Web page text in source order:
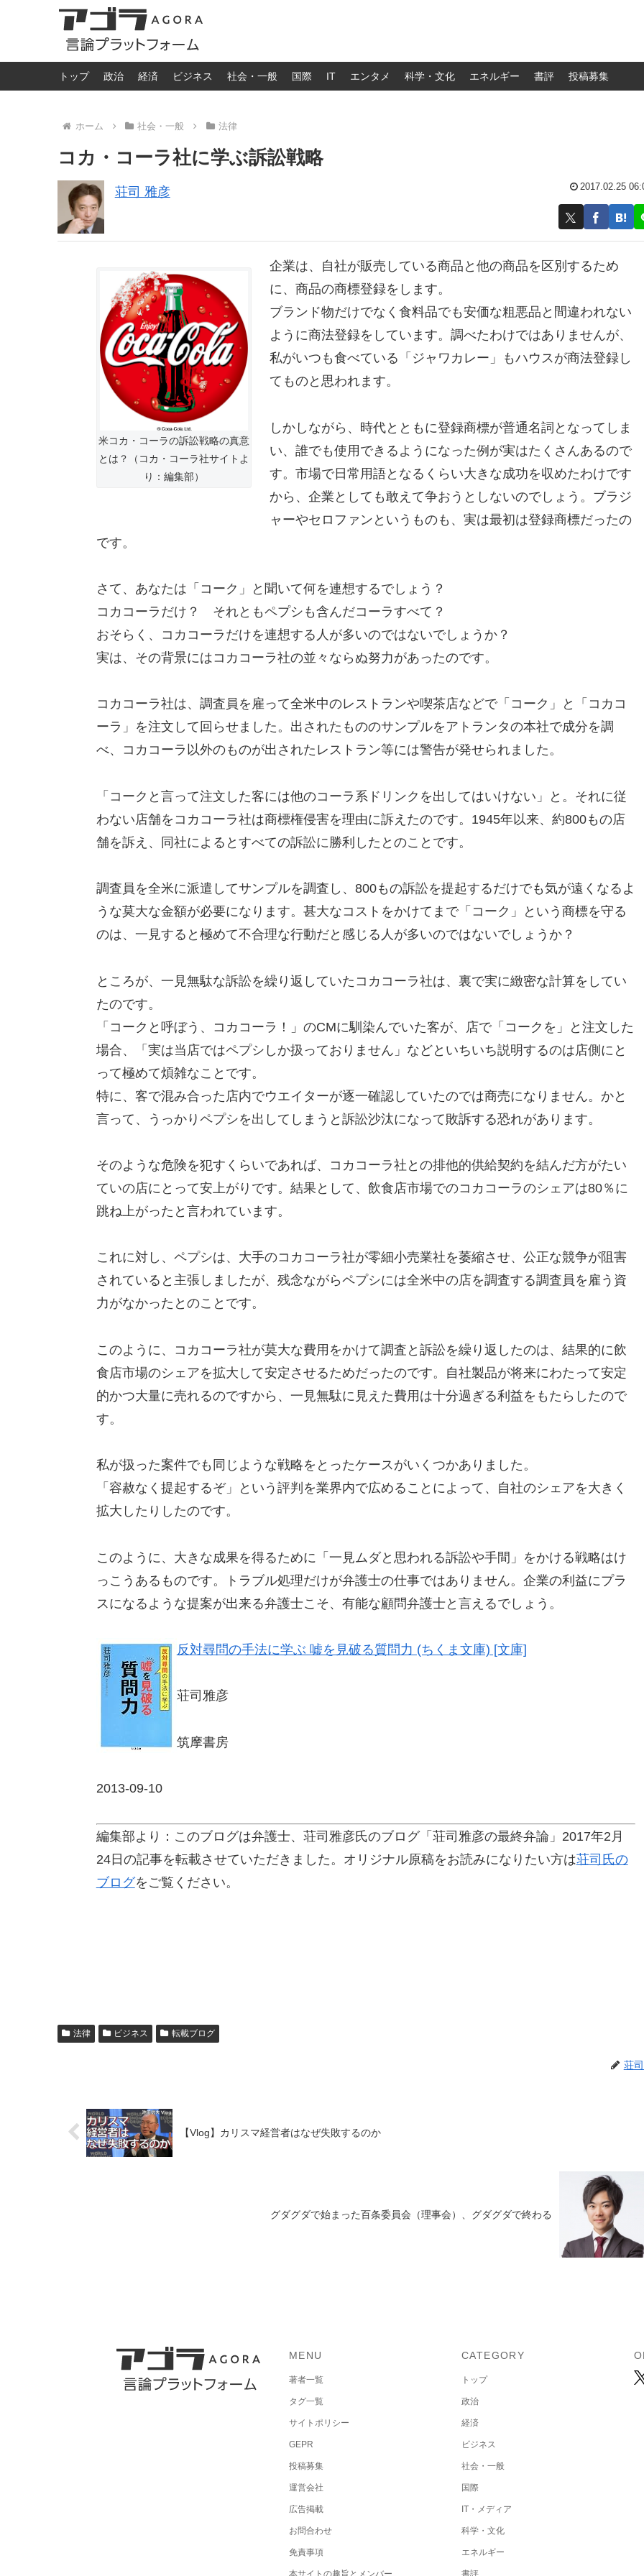
トップ 政治 経済 ビジネス 社会・一般 国際 IT エンタメ 科学・文化 エネルギー 書評 投稿募集
ホーム 社会・一般 法律
コカ・コーラ社に学ぶ訴訟戦略
荘司 雅彦 2017.02.25
米コカ・コーラの訴訟戦略の真意
とは？（コカ・コーラ社サイトよ
り：編集部）
企業は、自社が販売している商品と他の商品を区別するため
に、商品の商標登録をします。
ブランド物だけでなく食料品でも安価な粗悪品と間違われない
ように商法登録をしています。調べたわけではありませんが、
私がいつも食べている「ジャワカレー」もハウスが商法登録し
てものと思われます。
しかしながら、時代とともに登録商標が普通名詞となってしま
い、誰でも使用できるようになった例が実はたくさんあるので
す。市場で日常用語となるくらい大きな成功を収めたわけです
から、企業としても敢えて争おうとしないのでしょう。ブラジ
ャーやセロファンというものも、実は最初は登録商標だったの
です。
さて、あなたは「コーク」と聞いて何を連想するでしょう？
コカコーラだけ？ それともペプシも含んだコーラすべて？
おそらく、コカコーラだけを連想する人が多いのではないでしょうか？
実は、その背景にはコカコーラ社の並々ならぬ努力があったのです。
コカコーラ社は、調査員を雇って全米中のレストランや喫茶店などで「コーク」と「コカコ
ーラ」を注文して回らせました。出されたもののサンプルをアトランタの本社で成分を調
べ、コカコーラ以外のものが出されたレストラン等には警告が発せられました。
「コークと言って注文した客には他のコーラ系ドリンクを出してはいけない」と。それに従
わない店舗をコカコーラ社は商標権侵害を理由に訴えたのです。1945年以来、約800もの店
舗を訴え、同社によるとすべての訴訟に勝利したとのことです。
調査員を全米に派遣してサンプルを調査し、800もの訴訟を提起するだけでも気が遠くなるよ
うな莫大な金額が必要になります。甚大なコストをかけてまで「コーク」という商標を守る
のは、一見すると極めて不合理な行動だと感じる人が多いのではないでしょうか？
ところが、一見無駄な訴訟を繰り返していたコカコーラ社は、裏で実に緻密な計算をしてい
たのです。
「コークと呼ぼう、コカコーラ！」のCMに馴染んでいた客が、店で「コークを」と注文した
場合、「実は当店ではペプシしか扱っておりません」などといちいち説明するのは店側にと
って極めて煩雑なことです。
特に、客で混み合った店内でウエイターが逐一確認していたのでは商売になりません。かと
言って、うっかりペプシを出してしまうと訴訟沙汰になって敗訴する恐れがあります。
そのような危険を犯すくらいであれば、コカコーラ社との排他的供給契約を結んだ方がたい
ていの店にとって安上がりです。結果として、飲食店市場でのコカコーラのシェアは80％に
跳ね上がったと言われています。
これに対し、ペプシは、大手のコカコーラ社が零細小売業社を萎縮させ、公正な競争が阻害
されていると主張しましたが、残念ながらペプシには全米中の店を調査する調査員を雇う資
力がなかったとのことです。
このように、コカコーラ社が莫大な費用をかけて調査と訴訟を繰り返したのは、結果的に飲
食店市場のシェアを拡大して安定させるためだったのです。自社製品が将来にわたって安定
的かつ大量に売れるのですから、一見無駄に見えた費用は十分過ぎる利益をもたらしたので
す。
私が扱った案件でも同じような戦略をとったケースがいくつかありました。
「容赦なく提起するぞ」という評判を業界内で広めることによって、自社のシェアを大きく
拡大したりしたのです。
このように、大きな成果を得るために「一見ムダと思われる訴訟や手間」をかける戦略はけ
っこうあるものです。トラブル処理だけが弁護士の仕事ではありません。企業の利益にプラ
スになるような提案が出来る弁護士こそ、有能な顧問弁護士と言えるでしょう。
反対尋問の手法に学ぶ 嘘を見破る質問力 (ちくま文庫) [文庫]
荘司雅彦
筑摩書房
2013-09-10
編集部より：このブログは弁護士、荘司雅彦氏のブログ「荘司雅彦の最終弁論」2017年2月
24日の記事を転載させていただきました。オリジナル原稿をお読みになりたい方は荘司氏の
ブログをご覧ください。
法律 ビジネス 転載ブログ
荘
【Vlog】カリスマ経営者はなぜ失敗するのか
グダグダで始まった百条委員会（理事会）、グダグダで終わる
MENU
著者一覧
タグ一覧
サイトポリシー
GEPR
投稿募集
運営会社
広告掲載
お問合わせ
免責事項
本サイトの趣旨とメンバー
CATEGORY
トップ
政治
経済
ビジネス
社会・一般
国際
IT・メディア
科学・文化
エネルギー
書評